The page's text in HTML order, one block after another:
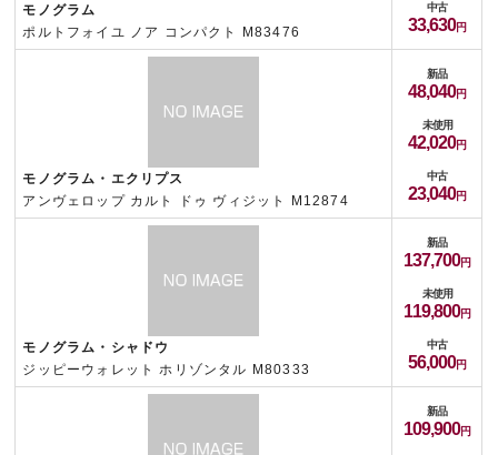
モノグラム
ポルトフォイユ ノア コンパクト M83476
中古
33,630
モノグラム・エクリプス
アンヴェロップ カルト ドゥ ヴィジット M12874
新品
48,040
未使用
42,020
中古
23,040
モノグラム・シャドウ
ジッピーウォレット ホリゾンタル M80333
新品
137,700
未使用
119,800
中古
56,000
新品
109,900